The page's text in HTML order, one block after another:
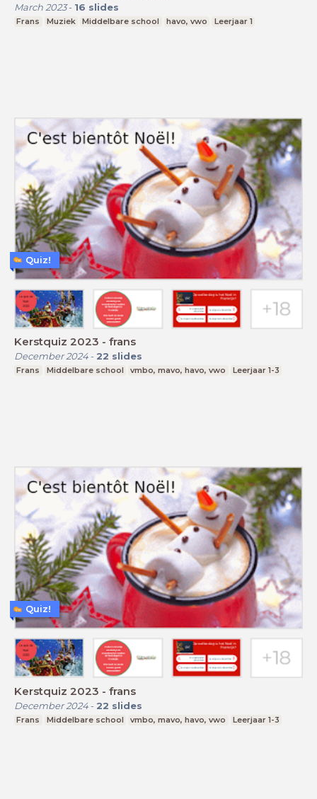
March 2023- 16 slides
Frans Muziek Middelbare school havo, vwo Leerjaar 1
Kerstquiz 2023 - frans
December 2024- 22 slides
Frans Middelbare school vmbo, mavo, havo, vwo Leerjaar 1-3
Quiz!
Kerstquiz 2023 - frans
December 2024- 22 slides
Frans Middelbare school vmbo, mavo, havo, vwo Leerjaar 1-3
Quiz!